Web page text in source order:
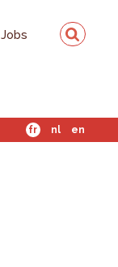
Jobs
fr nl en